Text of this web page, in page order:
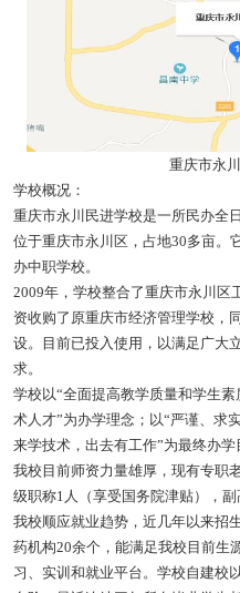
重庆市永
学校概况：
重庆市永川民进学校是一所民办全
位于重庆市永川区，占地30多亩。
办中职学校。
2009年，学校整合了重庆市永川区
资收购了原重庆市经济管理学校，
设。目前已投入使用，以满足广大
求。
学校以“全面提高教学质量和学生
术人才”为办学理念；以“严谨、求
来学技术，出去有工作”为最终办学
我校目前师资力量雄厚，现有专职
级职称1人（享受国务院津贴），副
我校顺应就业趋势，近几年以来招
药机构20余个，能满足我校目前生
习、实训和就业平台。学校自建校